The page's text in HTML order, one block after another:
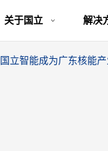
关于国立 解决
国立智能成为广东核能